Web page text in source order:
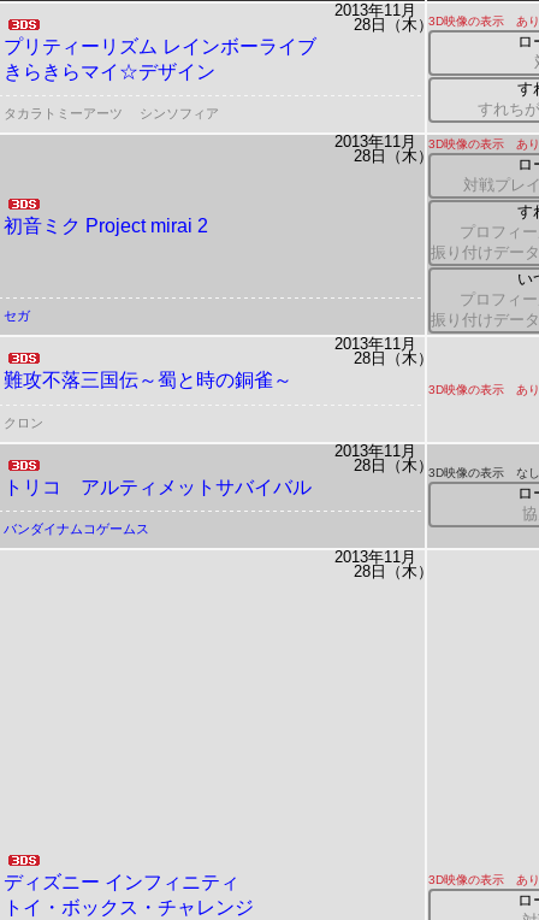
2013年11月
28日（木）
プリティーリズム レインボーライブ
きらきらマイ☆デザイン
3D映像の表示 あり
ロ
す
すれち
タカラトミーアーツ シンソフィア
2013年11月
28日（木）
初音ミク Project mirai 2
3D映像の表示 あり
ロ
対戦プレ
す
プロフィ
振り付けデー
い
プロフィ
振り付けデー
セガ
2013年11月
28日（木）
難攻不落三国伝～蜀と時の銅雀～ 3D映像の表示 あり
クロン
2013年11月
28日（木）
トリコ アルティメットサバイバル
3D映像の表示 なし
ロ
バンダイナムコゲームス
2013年11月
28日（木）
ディズニー インフィニティ
トイ・ボックス・チャレンジ
3D映像の表示 あり
ロ